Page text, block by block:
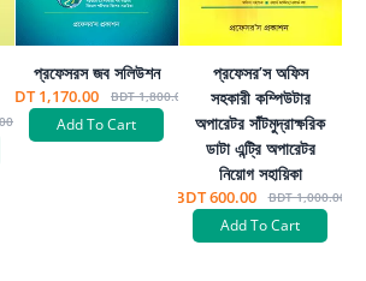
প্রফেসরস জব সলিউশন
BDT 1,170.00 BDT 1,800.00
Add To Cart
প্রফেসর’স অফিস
সহকারী কম্পিউটার
অপারেটর সাঁটমুদ্রাক্ষরিক
ডাটা এন্ট্রি অপারেটর
নিয়োগ সহায়িকা
BDT 600.00 BDT 1,000.00
Add To Cart